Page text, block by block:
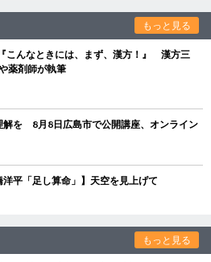
もっと見る
こんなときには、まず、漢方！』 漢方三
薬剤師が執筆
解を 8月8日広島市で公開講座、オンライン
洋平「足し算命」】天空を見上げて
もっと見る